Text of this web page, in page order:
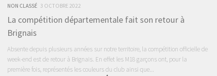
NON CLASSÉ 3 OCTOBRE 2022
La compétition départementale fait son retour à
Brignais
Absente depuis plusieurs années sur notre territoire, la compétition officielle de
week-end est de retour à Brignais. En effet les M18 garçons ont, pour la
première fois, représentés les couleurs du club ainsi que...